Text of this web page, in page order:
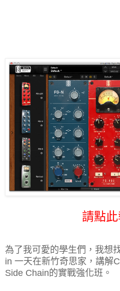
請點
為了我可愛的學生們，我想
in 一天在新竹奇思家，講解
Side Chain的實戰強化班。